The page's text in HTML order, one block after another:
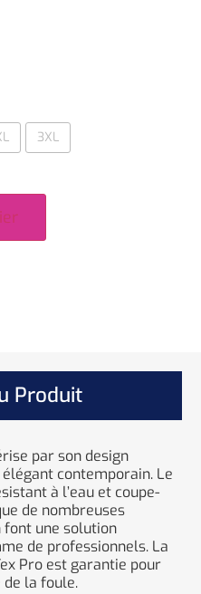
3XL
Produit
par son design
contemporain. Le
à l’eau et coupe-
de nombreuses
une solution
de professionnels. La
Pro est garantie pour
la foule.